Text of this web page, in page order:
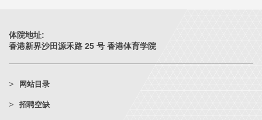
体院地址:
香港新界沙田源禾路 25 号 香港体育学院
网站目录
招聘空缺